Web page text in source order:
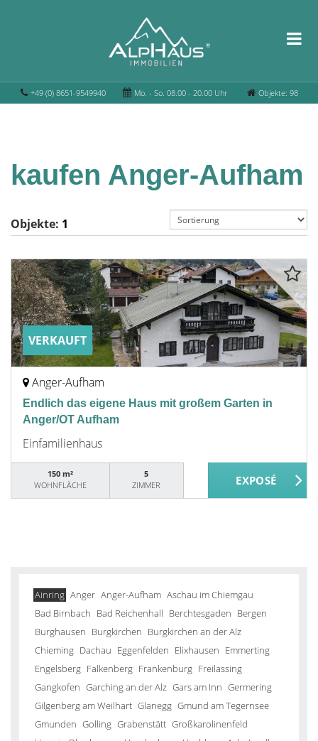
+49 (0) 8651-9549940 Mo. - So. 08.00 - 20.00 Uhr Objekte: 98
kaufen Anger-Aufham
Objekte: 1
VERKAUFT
Anger-Aufham
Endlich das eigene Haus mit großem Garten in
Anger/OT Aufham
Einfamilienhaus
150 m²
WOHNFLÄCHE
5
ZIMMER
Ainring Anger Anger-Aufham Aschau im Chiemgau
Bad Birnbach Bad Reichenhall Berchtesgaden Bergen
Burghausen Burgkirchen Burgkirchen an der Alz
Chieming Dachau Eggenfelden Elixhausen Emmerting
Engelsberg Falkenberg Frankenburg Freilassing
Gangkofen Garching an der Alz Gars am Inn Germering
Gilgenberg am Weilhart Glanegg Gmund am Tegernsee
Gmunden Golling Grabenstätt Großkarolinenfeld